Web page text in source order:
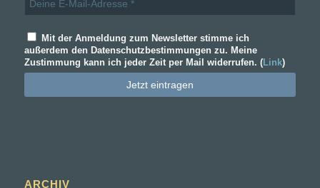
Mit der Anmeldung zum Newsletter stimme ich
außerdem den Datenschutzbestimmungen zu. Meine
Zustimmung kann ich jeder Zeit per Mail widerrufen. (Link)
ARCHIV